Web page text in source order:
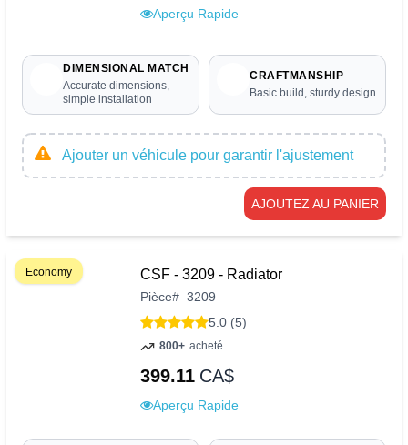
Aperçu Rapide
DIMENSIONAL MATCH
Accurate dimensions,
simple installation
CRAFTMANSHIP
Basic build, sturdy design
Ajouter un véhicule pour garantir l'ajustement
AJOUTEZ AU PANIER
Economy CSF - 3209 - Radiator
Pièce# 3209
5.0 (5)
800+ acheté
399.11 CA$
Aperçu Rapide